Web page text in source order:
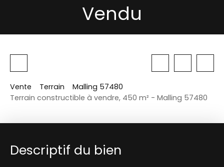
Vendu
Vente Terrain
Malling 57480
Terrain constructible à vendre, 450 m² - Malling 57480
Descriptif du bien